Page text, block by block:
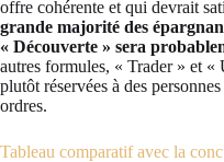
offre cohérente et qui devrait
grande majorité des
« Découverte » sera
autres formules, « Trader » et «
plutôt réservées à des
ordres.
Tableau comparatif avec la